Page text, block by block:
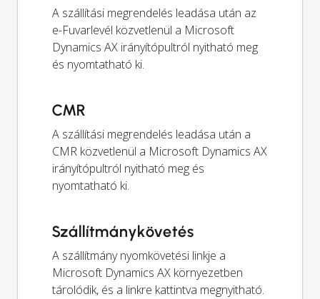
A szállítási megrendelés leadása után az
e-Fuvarlevél közvetlenül a Microsoft
Dynamics AX irányítópultról nyitható meg
és nyomtatható ki.
CMR
A szállítási megrendelés leadása után a
CMR közvetlenül a Microsoft Dynamics AX
irányítópultról nyitható meg és
nyomtatható ki.
Szállítmánykövetés
A szállítmány nyomkövetési linkje a
Microsoft Dynamics AX környezetben
tárolódik, és a linkre kattintva megnyitható.